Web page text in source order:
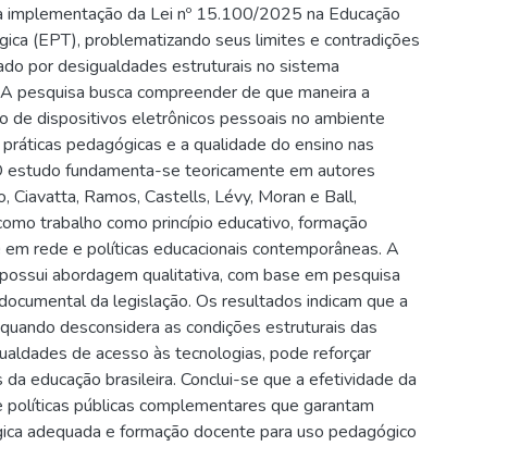
implementação da Lei nº 15.100/2025 na Educação
(EPT), problematizando seus limites e contradições
por desigualdades estruturais no sistema
pesquisa busca compreender de que maneira a
de dispositivos eletrônicos pessoais no ambiente
pedagógicas e a qualidade do ensino nas
estudo fundamenta-se teoricamente em autores
Ciavatta, Ramos, Castells, Lévy, Moran e Ball,
trabalho como princípio educativo, formação
rede e políticas educacionais contemporâneas. A
abordagem qualitativa, com base em pesquisa
da legislação. Os resultados indicam que a
desconsidera as condições estruturais das
de acesso às tecnologias, pode reforçar
educação brasileira. Conclui-se que a efetividade da
públicas complementares que garantam
adequada e formação docente para uso pedagógico